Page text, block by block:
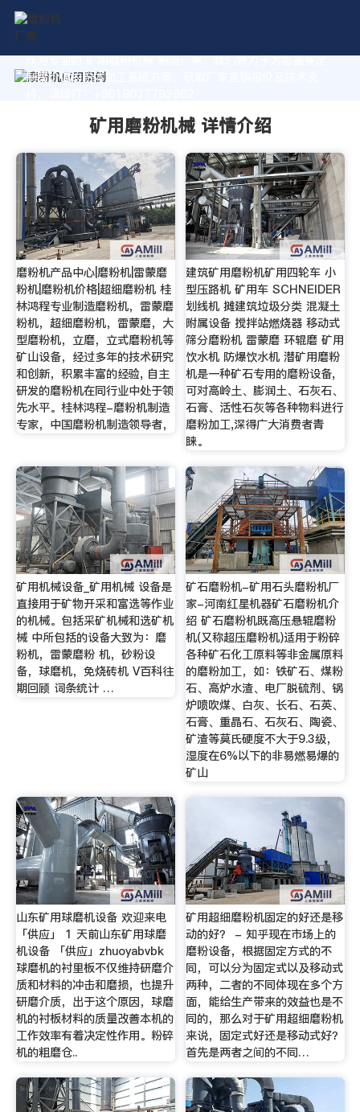
作为专业的 矿用磨粉机械 制造厂家，我们致力于为您量身定
制高价值的粉体加工系统方案。获取厂家直销报价及技术支
矿用磨粉机械 详情介绍
磨粉机产品中心|磨粉机|雷蒙磨
粉机|磨粉机价格|超细磨粉机 桂
林鸿程专业制造磨粉机，雷蒙磨
粉机，超细磨粉机，雷蒙磨，大
型磨粉机，立磨，立式磨粉机等
矿山设备，经过多年的技术研究
和创新，积累丰富的经验, 自主
研发的磨粉机在同行业中处于领
先水平。桂林鸿程-磨粉机制造
专家，中国磨粉机制造领导者，
建筑矿用磨粉机矿用四轮车 小
型压路机 矿用车 SCHNEIDER
划线机 摊建筑垃圾分类 混凝土
附属设备 搅拌站燃烧器 移动式
筛分磨粉机 雷蒙磨 环辊磨 矿用
饮水机 防爆饮水机 潜矿用磨粉
机是一种矿石专用的磨粉设备,
可对高岭土、膨润土、石灰石、
石膏、活性石灰等各种物料进行
磨粉加工,深得广大消费者青
睐。
矿用机械设备_矿用机械 设备是
直接用于矿物开采和富选等作业
的机械。包括采矿机械和选矿机
械 中所包括的设备大致为：磨
粉机，雷蒙磨粉 机，砂粉设
备，球磨机，免烧砖机 V百科往
期回顾 词条统计 …
矿石磨粉机-矿用石头磨粉机厂
家-河南红星机器矿石磨粉机介
绍 矿石磨粉机既高压悬辊磨粉
机(又称超压磨粉机)适用于粉碎
各种矿石化工原料等非金属原料
的磨粉加工，如：铁矿石、煤粉
石、高炉水渣、电厂脱硫剂、锅
炉喷吹煤、白灰、长石、石英、
石膏、重晶石、石灰石、陶瓷、
矿渣等莫氏硬度不大于9.3级，
湿度在6%以下的非易燃易爆的
矿山
山东矿用球磨机设备 欢迎来电
「供应」 1 天前山东矿用球磨
机设备 「供应」zhuoyabvbk
球磨机的衬里板不仅维持研磨介
质和材料的冲击和磨损，也提升
研磨介质，出于这个原因，球磨
机的衬板材料的质量改善本机的
工作效率有着决定性作用。粉碎
机的粗磨仓..
矿用超细磨粉机固定的好还是移
动的好？ - 知乎现在市场上的
磨粉设备，根据固定方式的不
同，可以分为固定式以及移动式
两种，二者的不同体现在多个方
面，能给生产带来的效益也是不
同的，那么对于矿用超细磨粉机
来说，固定式好还是移动式好？
首先是两者之间的不同…